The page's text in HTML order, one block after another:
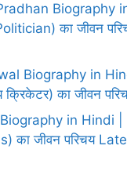
Biography
का जीवन
Biography in
क्रिकेटर) का जीवन
in Hindi |
का जीवन परिचय